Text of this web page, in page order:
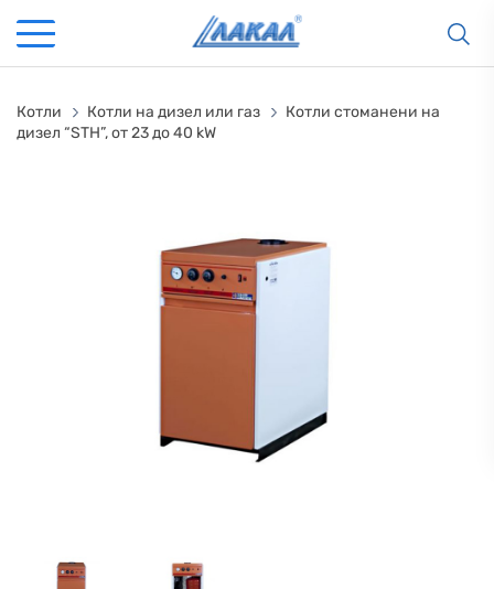
Котли Котли на дизел или газ
Котли стоманени на
дизел “STH”, от 23 до 40 kW